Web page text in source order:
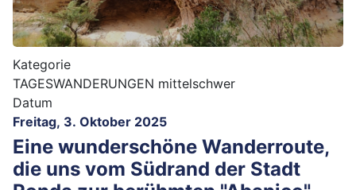
Kategorie
TAGESWANDERUNGEN mittelschwer
Datum
Freitag, 3. Oktober 2025
Eine wunderschöne Wanderroute,
die uns vom Südrand der Stadt